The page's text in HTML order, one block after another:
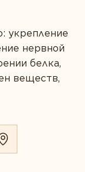
укрепление
нервной
белка,
веществ,